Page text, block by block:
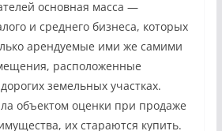
основная масса —
и среднего бизнеса, которых
арендуемые ими же самими
расположенные
земельных участках.
объектом оценки при продаже
их стараются купить.